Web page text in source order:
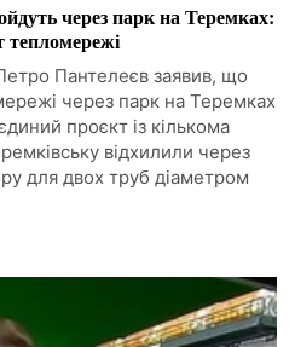
через парк на Теремках:
Пантелеєв заявив, що
через парк на Теремках
проєкт із кількома
відхилили через
для двох труб діаметром